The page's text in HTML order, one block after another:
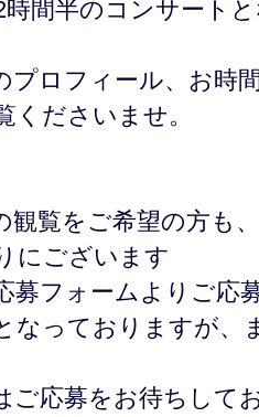
時間半のコンサート
プロフィール、お時
くださいませ。
観覧をご希望の方も、
にございます
募フォームよりご応
なっておりますが、
ご応募をお待ちして